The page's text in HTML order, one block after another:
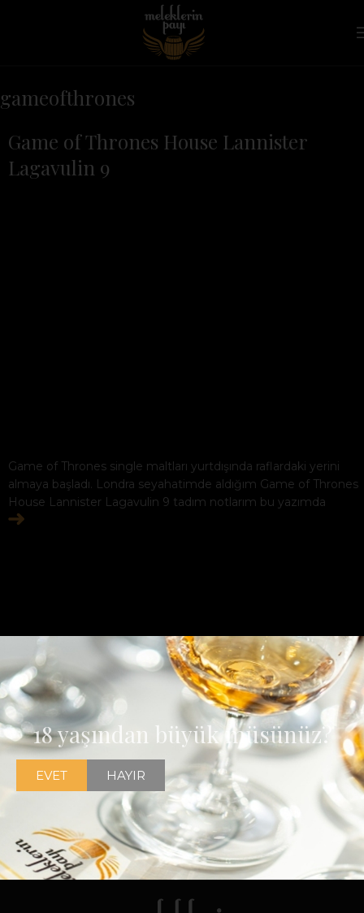
gameofthrones
Game of Thrones House Lannister
Lagavulin 9
Game of Thrones single maltları yurtdışında raflardaki yerini
almaya başladı. Londra seyahatimde aldığım Game of Thrones
House Lannister Lagavulin 9 tadım notlarım bu yazımda
18 yaşından büyük müsünüz?
EVET HAYIR